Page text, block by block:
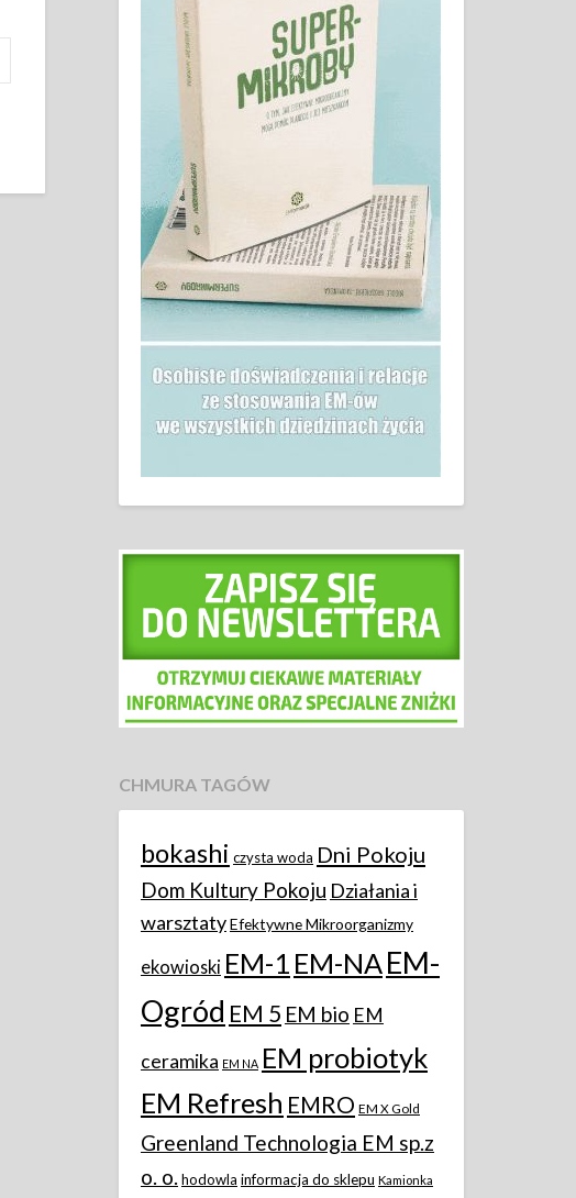
CHMURA TAGÓW
bokashi czysta woda Dni Pokoju
Dom Kultury Pokoju Działania i
warsztatyEfektywne Mikroorganizmy
ekowioski EM-1 EM-NAEM-
Ogród EM 5 EM bio EM
ceramika EM NA EM probiotyk
EM Refresh EMRO EM X Gold
Greenland Technologia EM sp.z
o. o.hodowla informacja do sklepu Kamionka